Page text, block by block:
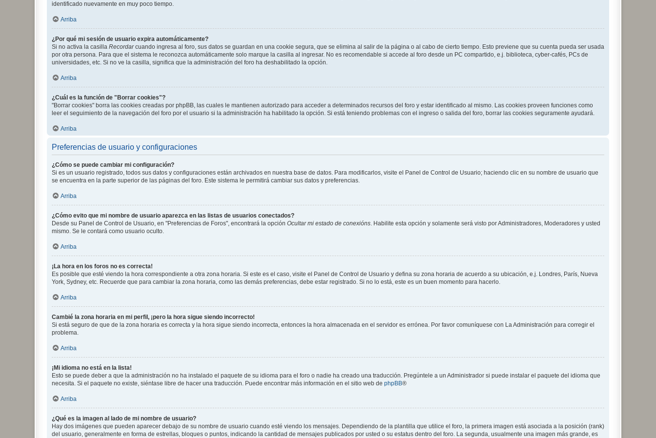
identificado nuevamente en muy poco tiempo.
Arriba
¿Por qué mi sesión de usuario expira automáticamente?
Si no activa la casilla Recordarcuando ingresa al foro, sus datos se guardan en una cookie segura, que se elimina al salir de la página o al cabo de cierto tiempo. Esto previene que su cuenta pueda ser usada
por otra persona. Para que el sistema le reconozca automáticamente solo marque la casilla al ingresar. No es recomendable si accede al foro desde un PC compartido, e.j. biblioteca, cyber-cafés, PCs de
universidades, etc. Si no ve la casilla, significa que la administración del foro ha deshabilitado la opción.
Arriba
¿Cuál es la función de "Borrar cookies"?
"Borrar cookies" borra las cookies creadas por phpBB, las cuales le mantienen autorizado para acceder a determinados recursos del foro y estar identificado al mismo. Las cookies proveen funciones como
leer el seguimiento de la navegación del foro por el usuario si la administración ha habilitado la opción. Si está teniendo problemas con el ingreso o salida del foro, borrar las cookies seguramente ayudará.
Arriba
Preferencias de usuario y configuraciones
¿Cómo se puede cambiar mi configuración?
Si es un usuario registrado, todos sus datos y configuraciones están archivados en nuestra base de datos. Para modificarlos, visite el Panel de Control de Usuario; haciendo clic en su nombre de usuario que
se encuentra en la parte superior de las páginas del foro. Este sistema le permitirá cambiar sus datos y preferencias.
Arriba
¿Cómo evito que mi nombre de usuario aparezca en las listas de usuarios conectados?
Desde su Panel de Control de Usuario, en "Preferencias de Foros", encontrará la opción Ocultar mi estado de conexións. Habilite esta opción y solamente será visto por Administradores, Moderadores y usted
mismo. Se le contará como usuario oculto.
Arriba
¡La hora en los foros no es correcta!
Es posible que esté viendo la hora correspondiente a otra zona horaria. Si este es el caso, visite el Panel de Control de Usuario y defina su zona horaria de acuerdo a su ubicación, e.j. Londres, París, Nueva
York, Sydney, etc. Recuerde que para cambiar la zona horaria, como las demás preferencias, debe estar registrado. Si no lo está, este es un buen momento para hacerlo.
Arriba
Cambié la zona horaria en mi perfil, ¡pero la hora sigue siendo incorrecto!
Si está seguro de que de la zona horaria es correcta y la hora sigue siendo incorrecta, entonces la hora almacenada en el servidor es errónea. Por favor comuníquese con La Administración para corregir el
problema.
Arriba
¡Mi idioma no está en la lista!
Esto se puede deber a que la administración no ha instalado el paquete de su idioma para el foro o nadie ha creado una traducción. Pregúntele a un Administrador si puede instalar el paquete del idioma que
necesita. Si el paquete no existe, siéntase libre de hacer una traducción. Puede encontrar más información en el sitio web de phpBB®
Arriba
¿Qué es la imagen al lado de mi nombre de usuario?
Hay dos imágenes que pueden aparecer debajo de su nombre de usuario cuando esté viendo los mensajes. Dependiendo de la plantilla que utilice el foro, la primera imagen está asociada a la posición (rank)
del usuario, generalmente en forma de estrellas, bloques o puntos, indicando la cantidad de mensajes publicados por usted o su estatus dentro del foro. La segunda, usualmente una imagen más grande, es